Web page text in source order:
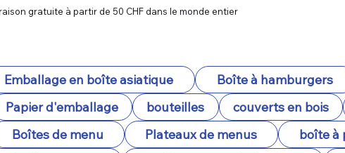
gratuite à partir de 50 CHF dans le monde entier
Emballage en boîte asiatique Boîte à hamburgers
Papier d'emballage bouteilles couverts en bois
Boîtes de menu Plateaux de menus boîte à